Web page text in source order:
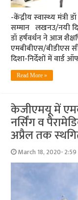
-केंद्रीय स्‍वास्‍थ्‍य मंत्री
सम्‍मान लखनउ/नयी
डॉ हर्षवर्धन ने आज
एमबीबीएस/बीडीएस
दिशा-निर्देशों में वार्ड
Read More »
केजीएमयू में
नर्सिंग व
अप्रैल तक
March 18, 2020- 2:59